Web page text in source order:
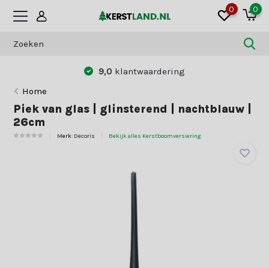
0 0
9,0 klantwaardering
Home
Piek van glas | glinsterend | nachtblauw |
26cm
Merk: Decoris Bekijk alles Kerstboomversiering